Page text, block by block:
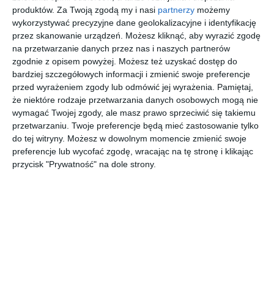
produktów. Za Twoją zgodą my i nasi partnerzy możemy
wykorzystywać precyzyjne dane geolokalizacyjne i identyfikację
przez skanowanie urządzeń. Możesz kliknąć, aby wyrazić zgodę
na przetwarzanie danych przez nas i naszych partnerów
zgodnie z opisem powyżej. Możesz też uzyskać dostęp do
bardziej szczegółowych informacji i zmienić swoje preferencje
przed wyrażeniem zgody lub odmówić jej wyrażenia.
Pamiętaj,
że niektóre rodzaje przetwarzania danych osobowych mogą nie
wymagać Twojej zgody, ale masz prawo sprzeciwić się takiemu
przetwarzaniu. Twoje preferencje będą mieć zastosowanie tylko
do tej witryny. Możesz w dowolnym momencie zmienić swoje
preferencje lub wycofać zgodę, wracając na tę stronę i klikając
przycisk "Prywatność" na dole strony.
Teneryfa
Parque
Vacaciona
l Eden
2769 zł
za osobę
Teneryfa
Masaru
2799 zł
za osobę
First
Minute
Teneryfa
Palia Don
Pedro
2844 zł
za osobę
First
Minute
Teneryfa
Be Live
Adults
Only
Tenerife
(ex Be
Live
Experienc
e)
3260 zł
za osobę
Szukasz miejsca na urlop?Skorzystaj z wyszukiwarki